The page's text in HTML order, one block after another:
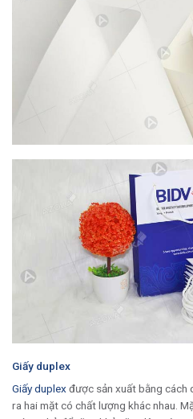
Giấy duplex
Giấy duplexđược sản xuất bằng cách
ra hai mặt có chất lượng khác nhau.